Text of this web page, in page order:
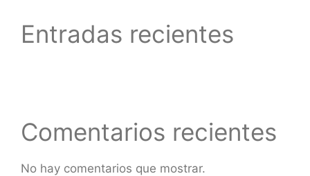
Entradas recientes
Comentarios recientes
No hay comentarios que mostrar.